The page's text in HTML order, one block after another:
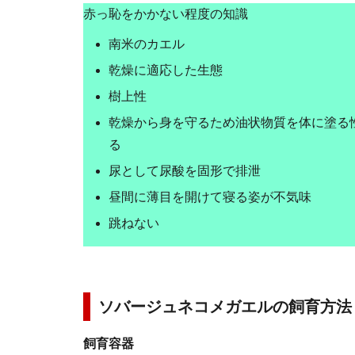
赤っ恥をかかない程度の知識
南米のカエル
乾燥に適応した生態
樹上性
乾燥から身を守るため油状物質を体に塗る
る
尿として尿酸を固形で排泄
昼間に薄目を開けて寝る姿が不気味
跳ねない
ソバージュネコメガエルの飼育方法
飼育容器